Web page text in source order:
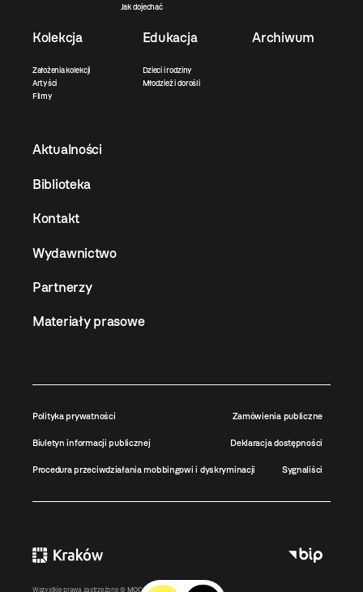
Jak dojechać
Kolekcja
Założenia kolekcji
Artyści
Filmy
Edukacja
Dzieci i rodziny
Młodzież i dorośli
Archiwum
Aktualności
Biblioteka
Kontakt
Wydawnictwo
Partnerzy
Materiały prasowe
Polityka prywatności Zamówienia publiczne
Biuletyn informacji publicznej Deklaracja dostępności
Procedura przeciwdziałania mobbingowi i dyskryminacji Sygnaliści
Wszystkie prawa zastrzeżone © MOCAK2011-2026